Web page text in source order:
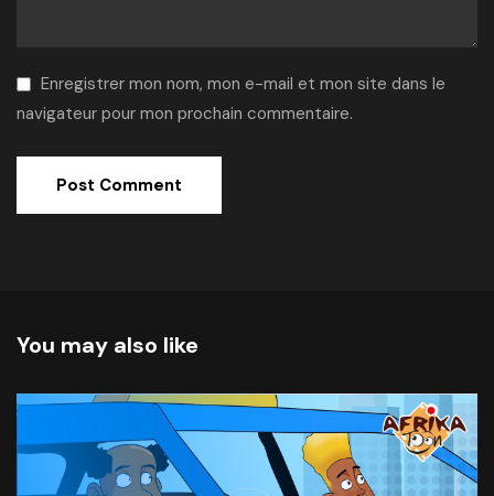
Enregistrer mon nom, mon e-mail et mon site dans le
navigateur pour mon prochain commentaire.
You may also like